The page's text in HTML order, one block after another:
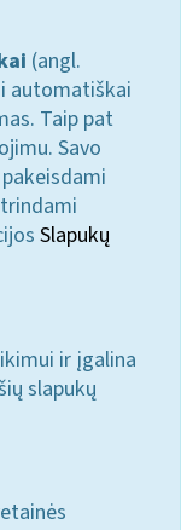
(angl.
automatiškai
Taip pat
Savo
Slapukų
ir įgalina
slapukų